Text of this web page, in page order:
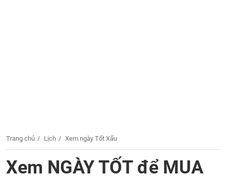
Trang chủ Lịch Xem ngày Tốt Xấu
Xem NGÀY TỐT để MUA